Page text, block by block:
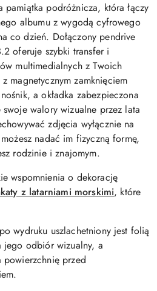
podróżnicza, która łączy
albumu z wygodą cyfrowego
co dzień. Dołączony pendrive
oferuje szybki transfer i
multimedialnych z Twoich
magnetycznym zamknięciem
a okładka zabezpieczona
walory wizualne przez lata
zdjęcia wyłącznie na
nadać im fizyczną formę,
rodzinie i znajomym.
wspomnienia o dekorację
z latarniami morskimi, które
wydruku uszlachetniony jest folią
jego odbiór wizualny, a
powierzchnię przed